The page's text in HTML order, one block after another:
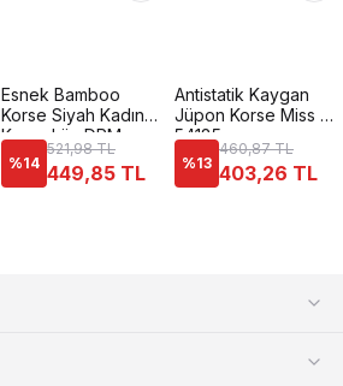
Esnek Bamboo
Korse Siyah Kadın
Korse Lüx DRM
3008
%14
521,98 TL
449,85 TL
Antistatik Kaygan
Jüpon Korse Miss Fit
54185
%13
460,87 TL
403,26 TL